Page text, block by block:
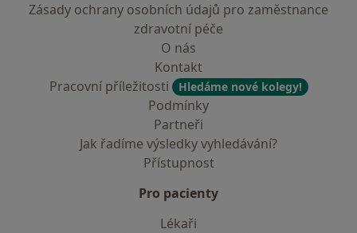
Zásady ochrany osobních údajů pro zaměstnance
zdravotní péče
O nás
Kontakt
Pracovní příležitosti
Hledáme nové kolegy!
Podmínky
Partneři
Jak řadíme výsledky vyhledávání?
Přístupnost
Pro pacienty
Lékaři